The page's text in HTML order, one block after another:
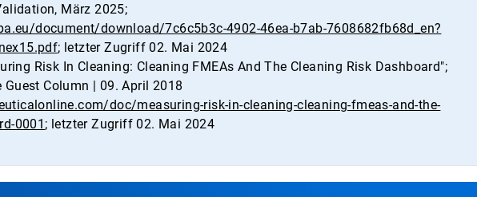
März 2025;
document/download/7c6c5b3c-4902-46ea-b7ab-7608682fb68d_en?
; letzter Zugriff 02. Mai 2024
Risk In Cleaning: Cleaning FMEAs And The Cleaning Risk Dashboard";
Column | 09. April 2018
doc/measuring-risk-in-cleaning-cleaning-fmeas-and-the-
0001 ; letzter Zugriff 02. Mai 2024